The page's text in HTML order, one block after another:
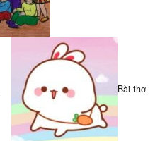
Bài thơ